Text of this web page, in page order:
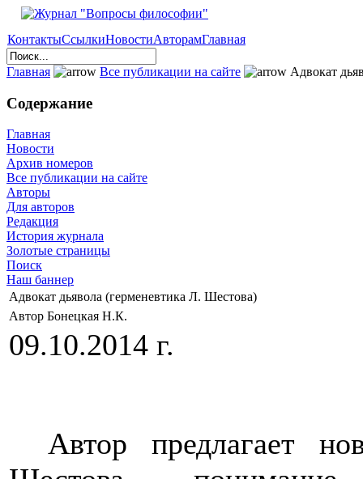
КонтактыСсылкиНовостиАвторамГлавная
Главная Все публикации на сайте Адвокат
Содержание
Главная
Новости
Архив номеров
Все публикации на сайте
Авторы
Для авторов
Редакция
История журнала
Золотые страницы
Поиск
Наш баннер
Адвокат дьявола (герменевтика Л. Шестова)
Автор Бонецкая Н.К.
09.10.2014 г.
Автор предлагает